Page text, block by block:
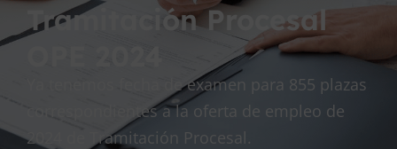
Tramitación Procesal
Ya tenemos fecha de examen para 855 plazas
correspondientes a la oferta de empleo de
2024 de Tramitación Procesal.